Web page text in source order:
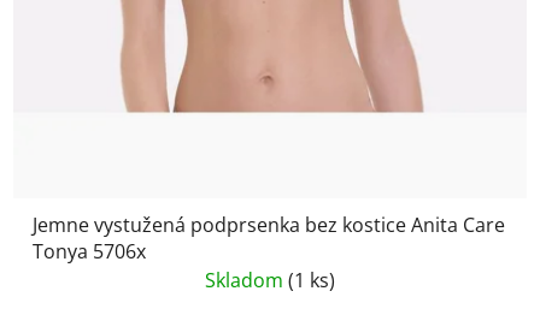
Jemne vystužená podprsenka bez kostice Anita Care
Tonya 5706x
Skladom (1 ks)